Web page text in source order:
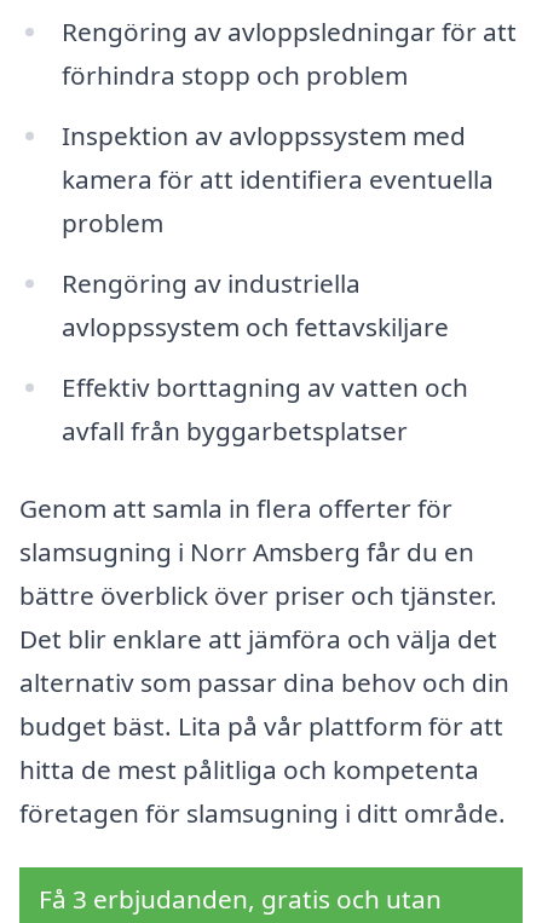
Rengöring av avloppsledningar för att
förhindra stopp och problem
Inspektion av avloppssystem med
kamera för att identifiera eventuella
problem
Rengöring av industriella
avloppssystem och fettavskiljare
Effektiv borttagning av vatten och
avfall från byggarbetsplatser
Genom att samla in flera offerter för
slamsugning i Norr Amsberg får du en
bättre överblick över priser och tjänster.
Det blir enklare att jämföra och välja det
alternativ som passar dina behov och din
budget bäst. Lita på vår plattform för att
hitta de mest pålitliga och kompetenta
företagen för slamsugning i ditt område.
Få 3 erbjudanden, gratis och utan